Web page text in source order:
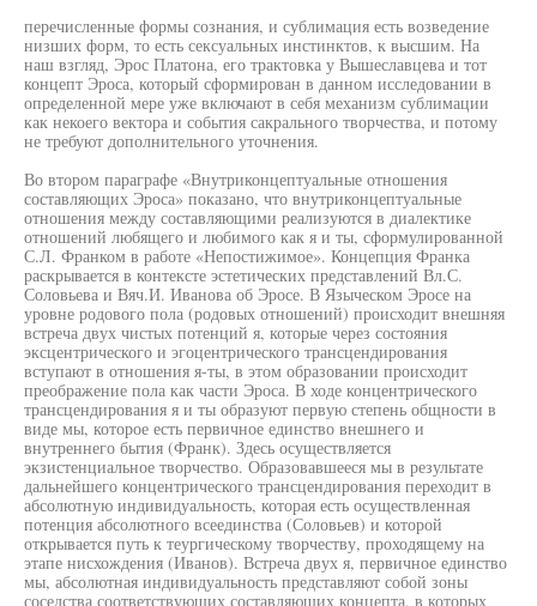
перечисленные формы сознания, и сублимация есть возведение
низших форм, то есть сексуальных инстинктов, к высшим. На
наш взгляд, Эрос Платона, его трактовка у Вышеславцева и тот
концепт Эроса, который сформирован в данном исследовании в
определенной мере уже включают в себя механизм сублимации
как некоего вектора и события сакрального творчества, и потому
не требуют дополнительного уточнения.
Во втором параграфе «Внутриконцептуальные отношения
составляющих Эроса» показано, что внутриконцептуальные
отношения между составляющими реализуются в диалектике
отношений любящего и любимого как я и ты, сформулированной
С.Л. Франком в работе «Непостижимое». Концепция Франка
раскрывается в контексте эстетических представлений Вл.С.
Соловьева и Вяч.И. Иванова об Эросе. В Языческом Эросе на
уровне родового пола (родовых отношений) происходит внешняя
встреча двух чистых потенций я, которые через состояния
эксцентрического и эгоцентрического трансцендирования
вступают в отношения я-ты, в этом образовании происходит
преображение пола как части Эроса. В ходе концентрического
трансцендирования я и ты образуют первую степень общности в
виде мы, которое есть первичное единство внешнего и
внутреннего бытия (Франк). Здесь осуществляется
экзистенциальное творчество. Образовавшееся мы в результате
дальнейшего концентрического трансцендирования переходит в
абсолютную индивидуальность, которая есть осуществленная
потенция абсолютного всеединства (Соловьев) и которой
открывается путь к теургическому творчеству, проходящему на
этапе нисхождения (Иванов). Встреча двух я, первичное единство
мы, абсолютная индивидуальность представляют собой зоны
соседства соответствующих составляющих концепта, в которых